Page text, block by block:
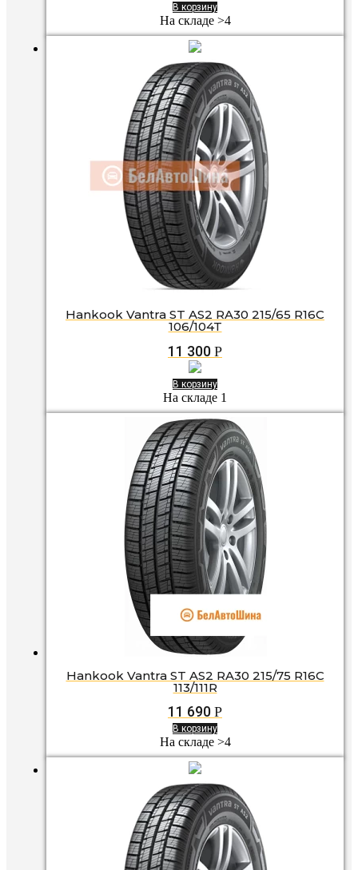
В корзину
На складе >4
Hankook Vantra ST AS2 RA30 215/65 R16C
106/104T
11 300 Р
В корзину
На складе 1
Hankook Vantra ST AS2 RA30 215/75 R16C
113/111R
11 690 Р
В корзину
На складе >4